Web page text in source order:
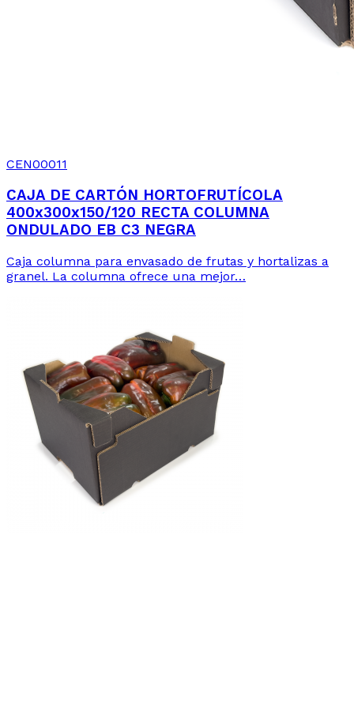
CEN00011
CAJA DE CARTÓN HORTOFRUTÍCOLA
400x300x150/120 RECTA COLUMNA
ONDULADO EB C3 NEGRA
Caja columna para envasado de frutas y hortalizas a
granel. La columna ofrece una mejor…